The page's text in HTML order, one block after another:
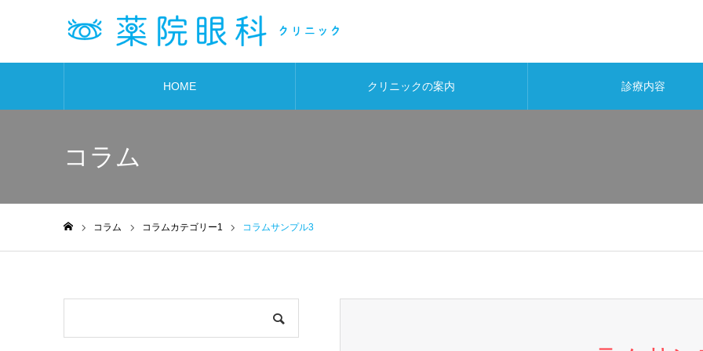
HOME クリニックの案内 診療内容
コラム
コラム コラムカテゴリー1 コラムサンプル3